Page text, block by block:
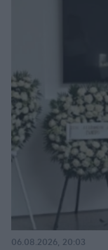
06.08.2026, 20:03